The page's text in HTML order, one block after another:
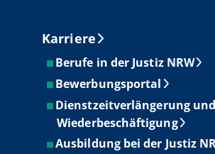
Karriere
Berufe in der Justiz NRW
Bewerbungsportal
Dienstzeitverlängerung und
Wiederbeschäftigung
Ausbildung bei der Justiz